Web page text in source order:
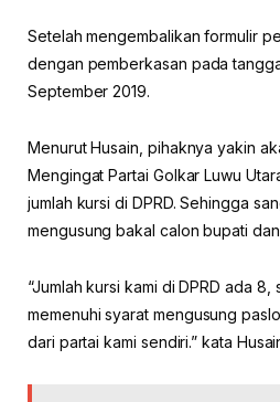
Setelah mengembalikan formulir
dengan pemberkasan pada
September 2019.
Menurut Husain, pihaknya yakin
Mengingat Partai Golkar Luwu
jumlah kursi di DPRD. Sehingga
mengusung bakal calon bupati
“Jumlah kursi kami di DPRD ada 8,
memenuhi syarat mengusung
dari partai kami sendiri.” kata